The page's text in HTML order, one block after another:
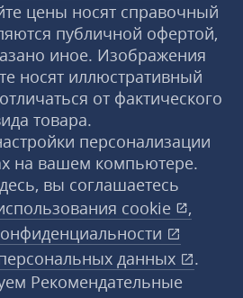
цены носят справочный
публичной офертой,
иное. Изображения
носят иллюстративный
от фактического
товара.
персонализации
на вашем компьютере.
вы соглашаетесь
cookie
,
данных
.
Рекомендательные